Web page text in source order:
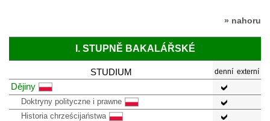
» nahoru
I. STUPNĚ BAKALÁŘSKÉ
STUDIUM denní externí
Dějiny
Doktryny polityczne i prawne
Historia chrześcijaństwa